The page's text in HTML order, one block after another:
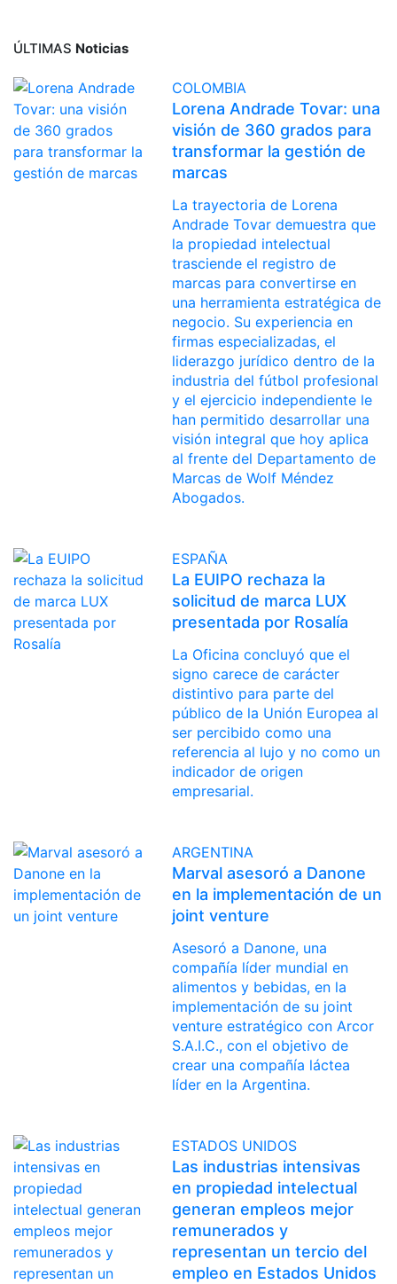
ÚLTIMAS Noticias
COLOMBIA
Lorena Andrade Tovar: una
visión de 360 grados para
transformar la gestión de
marcas
La trayectoria de Lorena
Andrade Tovar demuestra que
la propiedad intelectual
trasciende el registro de
marcas para convertirse en
una herramienta estratégica de
negocio. Su experiencia en
firmas especializadas, el
liderazgo jurídico dentro de la
industria del fútbol profesional
y el ejercicio independiente le
han permitido desarrollar una
visión integral que hoy aplica
al frente del Departamento de
Marcas de Wolf Méndez
Abogados.
ESPAÑA
La EUIPO rechaza la
solicitud de marca LUX
presentada por Rosalía
La Oficina concluyó que el
signo carece de carácter
distintivo para parte del
público de la Unión Europea al
ser percibido como una
referencia al lujo y no como un
indicador de origen
empresarial.
ARGENTINA
Marval asesoró a Danone
en la implementación de un
joint venture
Asesoró a Danone, una
compañía líder mundial en
alimentos y bebidas, en la
implementación de su joint
venture estratégico con Arcor
S.A.I.C., con el objetivo de
crear una compañía láctea
líder en la Argentina.
ESTADOS UNIDOS
Las industrias intensivas
en propiedad intelectual
generan empleos mejor
remunerados y
representan un tercio del
empleo en Estados Unidos